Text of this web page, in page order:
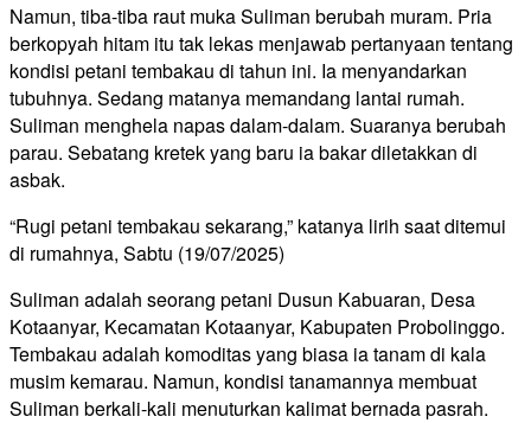
Namun, tiba-tiba raut muka Suliman berubah muram. Pria
berkopyah hitam itu tak lekas menjawab pertanyaan tentang
kondisi petani tembakau di tahun ini. Ia menyandarkan
tubuhnya. Sedang matanya memandang lantai rumah.
Suliman menghela napas dalam-dalam. Suaranya berubah
parau. Sebatang kretek yang baru ia bakar diletakkan di
asbak.
“Rugi petani tembakau sekarang,” katanya lirih saat ditemui
di rumahnya, Sabtu (19/07/2025)
Suliman adalah seorang petani Dusun Kabuaran, Desa
Kotaanyar, Kecamatan Kotaanyar, Kabupaten Probolinggo.
Tembakau adalah komoditas yang biasa ia tanam di kala
musim kemarau. Namun, kondisi tanamannya membuat
Suliman berkali-kali menuturkan kalimat bernada pasrah.